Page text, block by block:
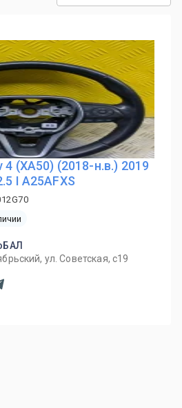
(XA50) (2018-н.в.) 2019
I A25AFXS
ул. Советская, с19